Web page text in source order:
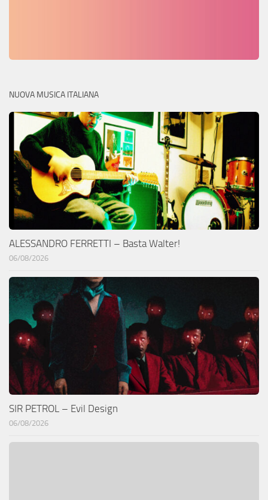
NUOVA MUSICA ITALIANA
ALESSANDRO FERRETTI – Basta Walter!
06/08/2026
SIR PETROL – Evil Design
06/08/2026